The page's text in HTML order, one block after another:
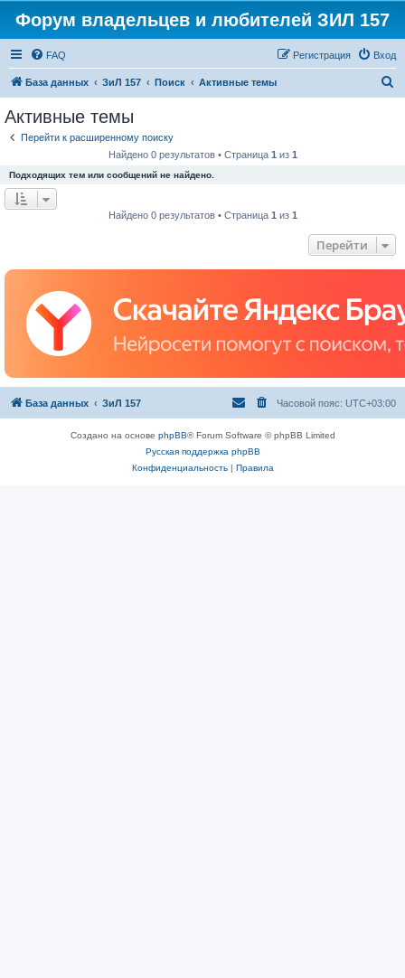
Форум владельцев и любителей ЗИЛ 157
FAQ Вход
Регистрация
База данных ЗиЛ 157 Поиск Активные темы
Активные темы
Перейти к расширенному поиску
Найдено 0 результатов • Страница 1 из 1
Подходящих тем или сообщений не найдено.
Найдено 0 результатов • Страница 1 из 1
Перейти
База данных ЗиЛ 157 Часовой пояс: UTC+03:00
Создано на основе phpBB® Forum Software © phpBB Limited
Русская поддержка phpBB
Конфиденциальность| Правила